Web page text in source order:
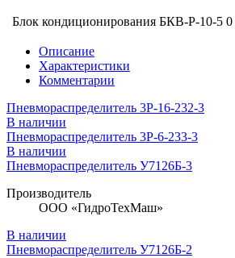
Блок кондиционирования БКВ-Р-10-5 0
Описание
Характеристики
Комментарии
Пневмораспределитель 3Р-16-232-3
В наличии
Пневмораспределитель 3Р-6-233-3
В наличии
Пневмораспределитель У7126Б-3
Производитель
ООО «ГидроТехМаш»
В наличии
Пневмораспределитель У7126Б-2